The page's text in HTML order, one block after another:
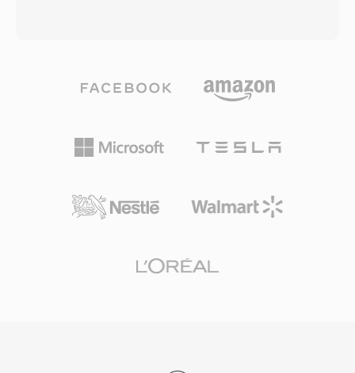
변 비트레이트 인코딩을 지원합니다. 뛰어난 장점
상용 및 오픈소스 제품 모두에 자유롭게 임베딩할
수 있었습니다. Speex는 또한 음향 에코 제거, 노
이 일반적으로 외부 라이브러리에 위임하는 기능
VoIP 시스템, 보관된 녹음, 경량 디코더 풋프린트